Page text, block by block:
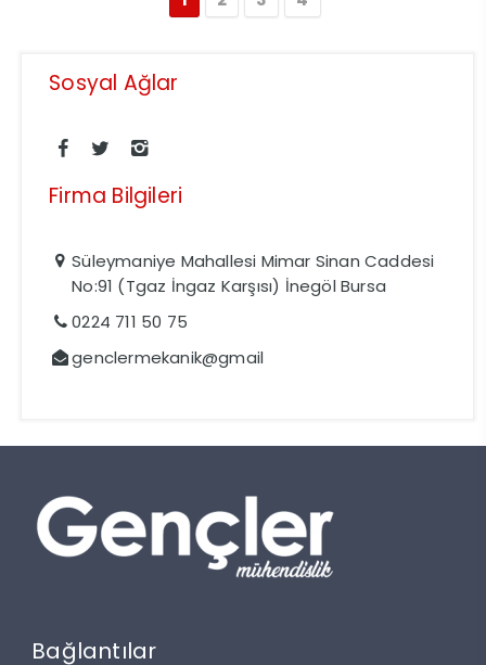
Sosyal Ağlar
Firma Bilgileri
Süleymaniye Mahallesi Mimar Sinan Caddesi
No:91 (Tgaz İngaz Karşısı) İnegöl Bursa
0224 711 50 75
genclermekanik@gmail
Bağlantılar